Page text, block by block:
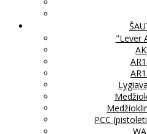
"Lever
PCC